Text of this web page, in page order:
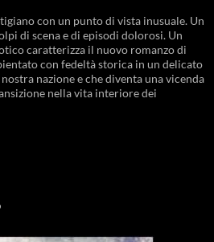
con un punto di vista inusuale. Un
di scena e di episodi dolorosi. Un
caratterizza il nuovo romanzo di
con fedeltà storica in un delicato
nazione e che diventa una vicenda
nella vita interiore dei